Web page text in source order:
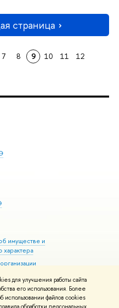
для улучшения работы сайта
его использования. Более
файлов cookies
страница
7 8 9 10 11
12
имуществе и
характера
здоровья